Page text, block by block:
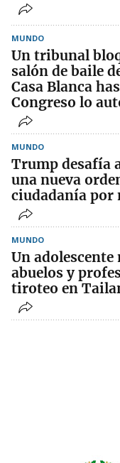
MUNDO
Un tribunal
salón de baile
Casa Blanca
Congreso lo
MUNDO
Trump desafía
una nueva
ciudadanía por
MUNDO
Un adolescente
abuelos y
tiroteo en